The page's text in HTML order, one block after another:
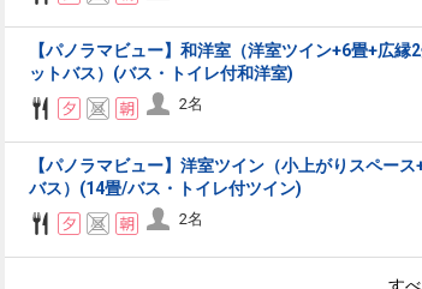
【パノラマビュー】和洋室（洋室ツイン+6畳+広縁
ットバス）(バス・トイレ付和洋室)
2名
【パノラマビュー】洋室ツイン（小上がりスペース
バス）(14畳/バス・トイレ付ツイン)
2名